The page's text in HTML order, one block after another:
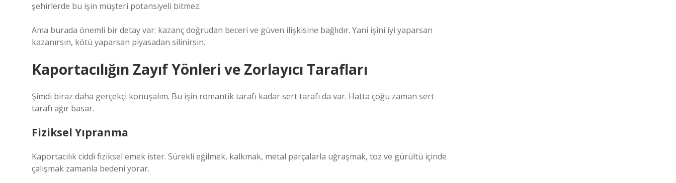
şehirlerde bu işin müşteri potansiyeli bitmez.
Ama burada önemli bir detay var: kazanç doğrudan beceri ve güven ilişkisine bağlıdır. Yani işini iyi yaparsan
kazanırsın, kötü yaparsan piyasadan silinirsin.
Kaportacılığın Zayıf Yönleri ve Zorlayıcı Tarafları
Şimdi biraz daha gerçekçi konuşalım. Bu işin romantik tarafı kadar sert tarafı da var. Hatta çoğu zaman sert
tarafı ağır basar.
Fiziksel Yıpranma
Kaportacılık ciddi fiziksel emek ister. Sürekli eğilmek, kalkmak, metal parçalarla uğraşmak, toz ve gürültü içinde
çalışmak zamanla bedeni yorar.